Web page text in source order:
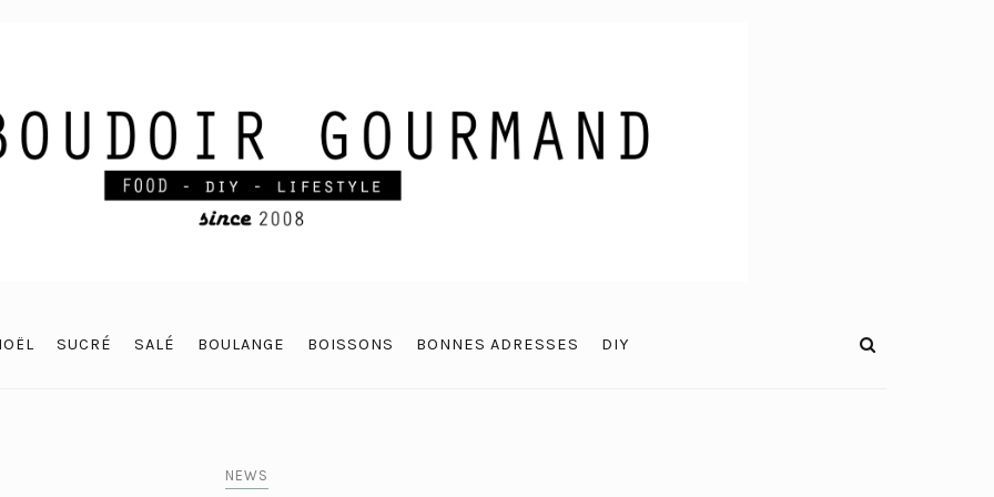
SUCRÉ SALÉ BOULANGE BOISSONS BONNES ADRESSES DIY
NEWS